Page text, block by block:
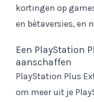
kortingen op
en bètaversies, en
Een PlayStation
aanschaffen
PlayStation Plus
om meer uit je